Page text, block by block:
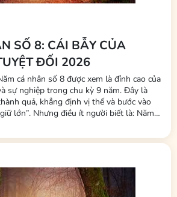
SỐ 8: CÁI BẪY CỦA
ĐỐI 2026
cá nhân số 8 được xem là đỉnh cao của
sự nghiệp trong chu kỳ 9 năm. Đây là
quả, khẳng định vị thế và bước vào
lớn”. Nhưng điều ít người biết là: Năm
giữ phúc và giữ cân...